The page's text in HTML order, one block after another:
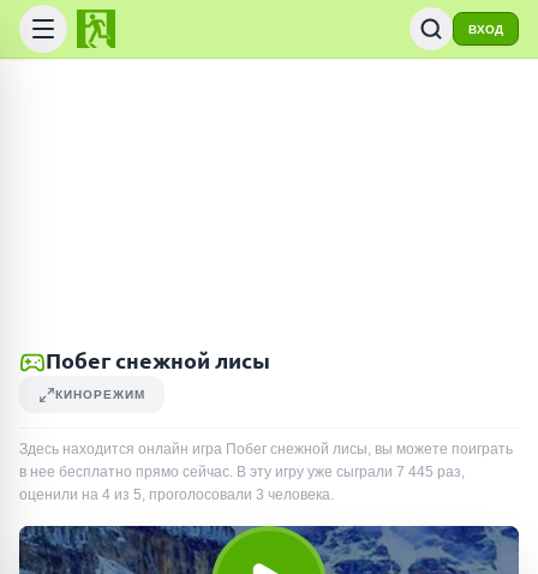
ВХОД
Побег снежной лисы
КИНОРЕЖИМ
Здесь находится онлайн игра Побег снежной лисы, вы можете поиграть
в нее бесплатно прямо сейчас. В эту игру уже сыграли 7 445 раз,
оценили на 4 из 5, проголосовали 3 человека.